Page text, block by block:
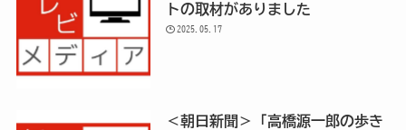
トの取材がありました
2025.05.17
＜朝日新聞＞「高橋源一郎の歩き